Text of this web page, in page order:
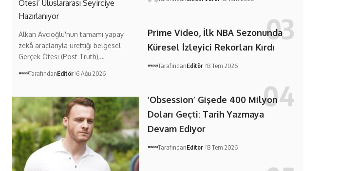
Ötesi’ Uluslararası Seyirciye
Hazırlanıyor
Alkan Avcıoğlu'nun tamamı yapay
zekâ araçlarıyla ürettiği belgesel
Gerçek Ötesi (Post Truth),…
TarafındanEditör 6 Ağu 2026
Prime Video, İlk NBA Sezonunda
Küresel İzleyici Rekorları Kırdı
TarafındanEditör 13 Tem 2026
‘Obsession’ Gişede 400 Milyon
Doları Geçti: Tarih Yazmaya
Devam Ediyor
TarafındanEditör 13 Tem 2026